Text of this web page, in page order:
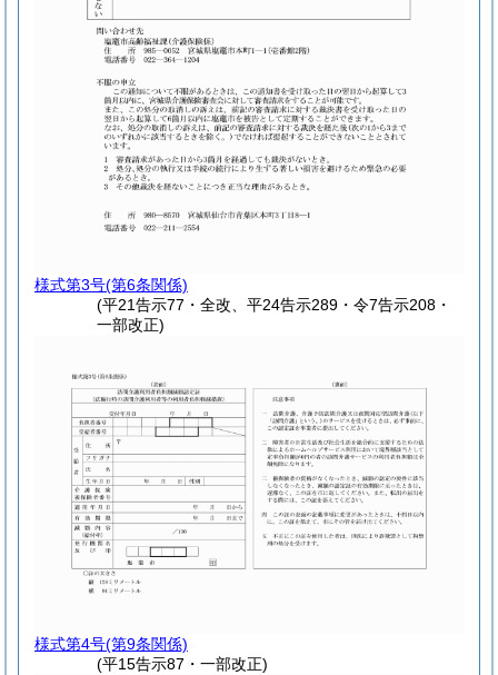
様式第3号(第6条関係)
(平21告示77・全改、平24告示289・令7告示208・
一部改正)
様式第4号(第9条関係)
(平15告示87・一部改正)